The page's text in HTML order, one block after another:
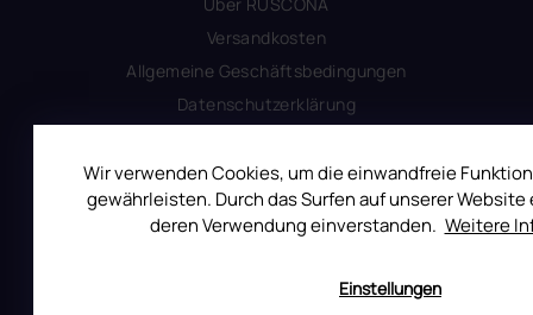
Wir verwenden Cookies, um die einwandfreie
gewährleisten. Durch das Surfen auf unserer Website
deren Verwendung einverstanden. Weitere
Einstellungen
Versandkosten
Allgemeine Geschäftsbedingungen
Datenschutzerklärung
Produktsicherheit